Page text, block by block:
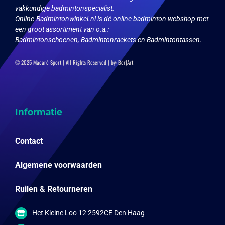
vakkundige badmintonspecialist.
Online-Badmintonwinkel.nl is dé online badminton webshop met
een groot assortiment van o.a.:
Badmintonschoenen, Badmintonrackets en Badmintontassen.
© 2025 Macaré Sport | All Rights Reserved | by:Ber|Art
Informatie
Contact
Algemene voorwaarden
Ruilen & Retourneren
Het Kleine Loo 12 2592CE Den Haag